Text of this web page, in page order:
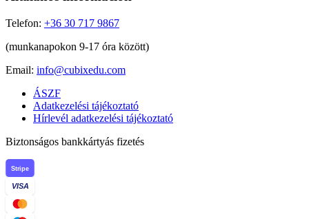
Telefon: +36 30 717 9867
(munkanapokon 9-17 óra között)
Email: info@cubixedu.com
ÁSZF
Adatkezelési tájékoztató
Hírlevél adatkezelési tájékoztató
Biztonságos bankkártyás fizetés
Stripe
VISA